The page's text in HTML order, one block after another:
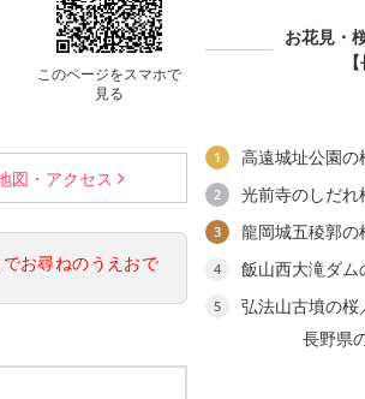
このページをスマホで
見る
図・ アクセス
お尋ねのうえおで
お花見・
1 高遠城址公園の
2 光前寺のしだれ
3 龍岡城五稜郭の
4 飯山西大滝ダム
5
弘法山古墳の桜
長野県